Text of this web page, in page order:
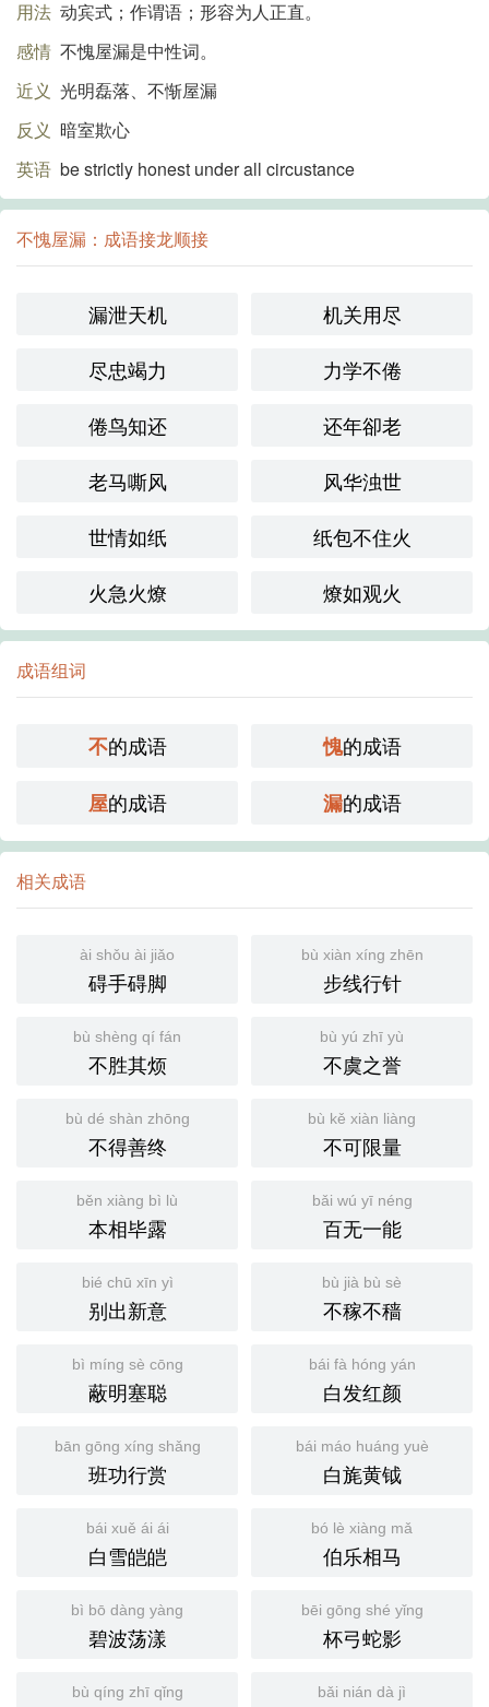
用法 动宾式；作谓语；形容为人正直。
感情 不愧屋漏是中性词。
近义 光明磊落、不惭屋漏
反义 暗室欺心
英语 be strictly honest under all circustance
不愧屋漏：成语接龙顺接
漏泄天机
机关用尽
尽忠竭力
力学不倦
倦鸟知还
还年卻老
老马嘶风
风华浊世
世情如纸
纸包不住火
火急火燎
燎如观火
成语组词
不的成语 愧的成语
屋的成语 漏的成语
相关成语
ài shǒu ài jiǎo
碍手碍脚
bù xiàn xíng zhēn
步线行针
bù shèng qí fán
不胜其烦
bù yú zhī yù
不虞之誉
bù dé shàn zhōng
不得善终
bù kě xiàn liàng
不可限量
běn xiàng bì lù
本相毕露
bǎi wú yī néng
百无一能
bié chū xīn yì
别出新意
bù jià bù sè
不稼不穑
bì míng sè cōng
蔽明塞聪
bái fà hóng yán
白发红颜
bān gōng xíng shǎng
班功行赏
bái máo huáng yuè
白旄黄钺
bái xuě ái ái
白雪皑皑
bó lè xiàng mǎ
伯乐相马
bì bō dàng yàng
碧波荡漾
bēi gōng shé yǐng
杯弓蛇影
bù qíng zhī qǐng bǎi nián dà jì